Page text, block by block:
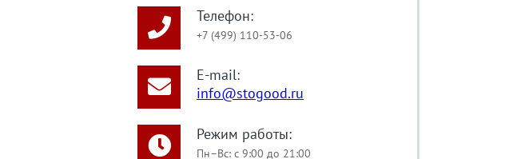
Телефон:
+7 (499) 110-53-06
E-mail:
info@stogood.ru
Режим работы:
Пн–Вс: с 9:00 до 21:00